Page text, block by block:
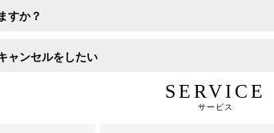
すか？
ャンセルをしたい
SERVICE
サービス